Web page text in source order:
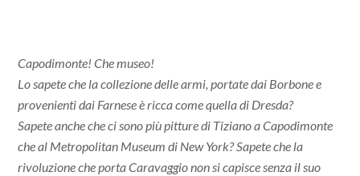
Capodimonte! Che museo!
Lo sapete che la collezione delle armi, portate dai Borbone e
provenienti dai Farnese è ricca come quella di Dresda?
Sapete anche che ci sono più pitture di Tiziano a Capodimonte
che al Metropolitan Museum di New York? Sapete che la
rivoluzione che porta Caravaggio non si capisce senza il suo